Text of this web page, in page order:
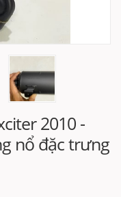
2010 -
nổ đặc trưng